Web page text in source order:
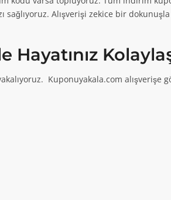
KAMPANYAYA GİT
KAMPANYAYA GİT
Alışverişi zekice bir
Kuponuyakala.com alışverişe